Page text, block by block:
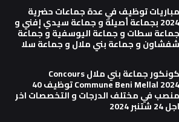
مباريات توظيف في عدة جماعات حضرية
2024 بجماعة أصيلة و جماعة سيدي إفني و
جماعة سطات و جماعة اليوسفية و جماعة
شفشاون و جماعة بني ملال و جماعة سلا
كونكور جماعة بني ملال Concours
Commune Beni Mellal 2024 توظيف 40
منصب في مختلف الدرجات و التخصصات اخر
اجل 24 شتنبر 2024